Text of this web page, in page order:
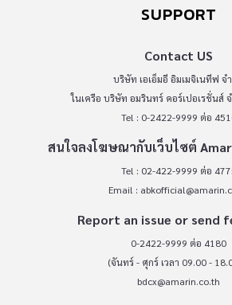
SUPPORT
Contact US
บริษัท เอเอ็มอี อิมเมจิเนทีฟ จ
ในเครือ บริษัท อมรินทร์ คอร์เปอเรชั่นส์
Tel : 0-2422-9999 ต่อ
สนใจลงโฆษณากับเว็บไซต์
Tel : 02-422-9999 ต่อ
Email :
Report an issue or send
0-2422-9999 ต่อ 4180
(จันทร์ - ศุกร์ เวลา 09.00 -
bdcx@amarin.co.th